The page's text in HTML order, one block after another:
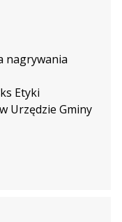
nagrywania
Etyki
Urzędzie Gminy